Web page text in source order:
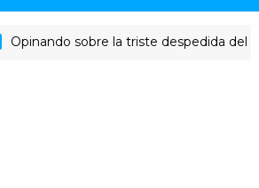
sobre la triste despedida del HLA